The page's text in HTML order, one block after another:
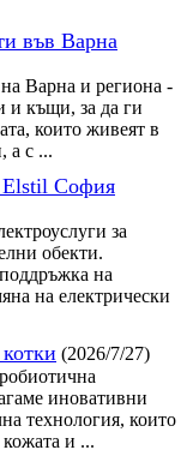
във Варна
Варна и региона -
и къщи, за да ги
които живеят в
а с ...
Elstil София
за
обекти.
на
на електрически
(2026/7/27)
иновативни
технология, които
кожата и ...